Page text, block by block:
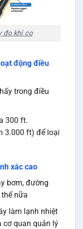
đo khí co
động điều
trong điều
300 ft.
3.000 ft) để loại
xác cao
bơm, đường
nữa
làm lạnh nhiệt
cơ quan quản lý